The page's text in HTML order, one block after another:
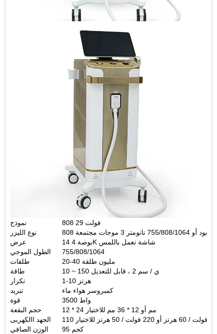
نموذج
808 فولت 29
نوع الليزر
نانومتر 3 موجات مجتمعة
عرض
14 بوصة 4K شاشة تعمل باللمس
الطول الموجي
755/808/1064
طلقات
20-40 مليون طلقة
طاقة
10 ~ 150 ي / سم 2 ، قابل للتعديل
تكرار
1-10 هرتز
تبريد
كمبروسر هواء ماء
قوة
3500 واط
حجم البقعة
12 * 24 مم أو 12 * 36 مم للاختيار
الجهد االكهربى
110 فولت / 60 هرتز أو 220 فولت / 50 هرتز للاختيار
الوزن الصافي
95 كجم